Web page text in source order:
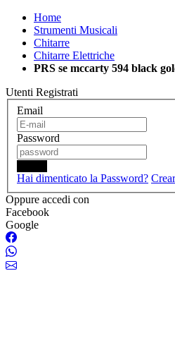
Home
Strumenti Musicali
Chitarre
Chitarre Elettriche
PRS se mccarty 594 black
Utenti Registrati
Email
Password
Hai dimenticato la Password?
Oppure accedi con
Facebook
Google